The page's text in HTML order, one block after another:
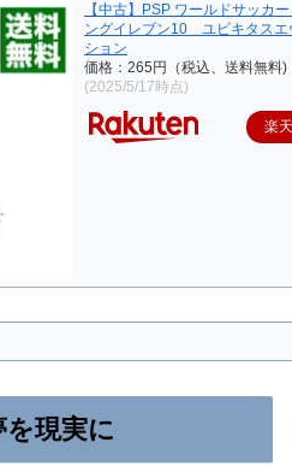
【中古】PSP ワールドサッカ
ングイレブン10 ユビキタスエ
ション
価格：265円（税込、送料無料)
(2025/5/17時点)
楽
現実に